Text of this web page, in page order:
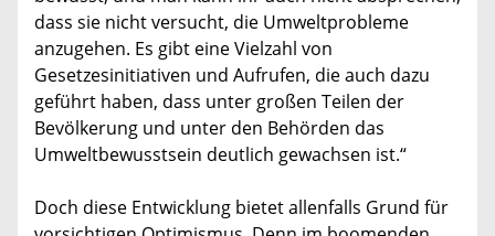
dass sie nicht versucht, die Umweltprobleme
anzugehen. Es gibt eine Vielzahl von
Gesetzesinitiativen und Aufrufen, die auch dazu
geführt haben, dass unter großen Teilen der
Bevölkerung und unter den Behörden das
Umweltbewusstsein deutlich gewachsen ist.“
Doch diese Entwicklung bietet allenfalls Grund für